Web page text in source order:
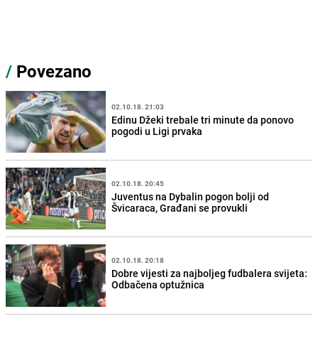
/ Povezano
02.10.18. 21:03
Edinu Džeki trebale tri minute da ponovo
pogodi u Ligi prvaka
02.10.18. 20:45
Juventus na Dybalin pogon bolji od
Švicaraca, Građani se provukli
02.10.18. 20:18
Dobre vijesti za najboljeg fudbalera svijeta:
Odbačena optužnica